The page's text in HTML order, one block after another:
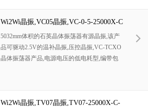
一般为0V至2V或0V至3V。VCXO的调谐范围
为±100ppm至±200ppm。
Wi2Wi晶振,VC05晶振,VC-0-5-25000X-C
-B-B-3-R-X*晶振
5032mm体积的石英晶体振荡器有源晶振,该产
品可驱动2.5V的温补晶振,压控晶振,VC-TCXO
晶体振荡器产品,电源电压的低电耗型,编带包
轻.产品被广泛应用到集成电路,程控交换系统,
无线发射基站
Wi2Wi晶振,TV07晶振,TV07-25000X-C-